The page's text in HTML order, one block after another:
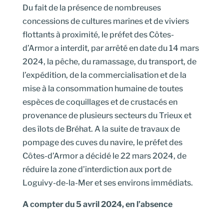
Du fait de la présence de nombreuses
concessions de cultures marines et de viviers
flottants à proximité, le préfet des Côtes-
d’Armor a interdit, par arrêté en date du 14 mars
2024, la pêche, du ramassage, du transport, de
l’expédition, de la commercialisation et de la
mise à la consommation humaine de toutes
espèces de coquillages et de crustacés en
provenance de plusieurs secteurs du Trieux et
des îlots de Bréhat. A la suite de travaux de
pompage des cuves du navire, le préfet des
Côtes-d’Armor a décidé le 22 mars 2024, de
réduire la zone d’interdiction aux port de
Loguivy-de-la-Mer et ses environs immédiats.
A compter du 5 avril 2024, en l’absence